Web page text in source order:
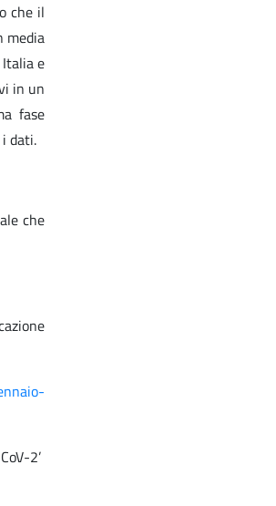
che il
media
e
in ​​un
fase
dati.
che
2’